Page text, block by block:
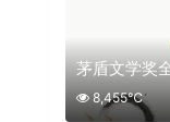
8,455℃